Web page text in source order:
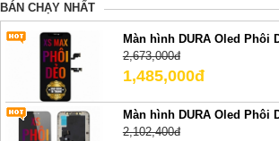
BÁN CHẠY NHẤT
Màn hình DURA Oled Phôi
2,673,000đ
1,485,000đ
Màn hình DURA Oled Phôi
2,102,400đ